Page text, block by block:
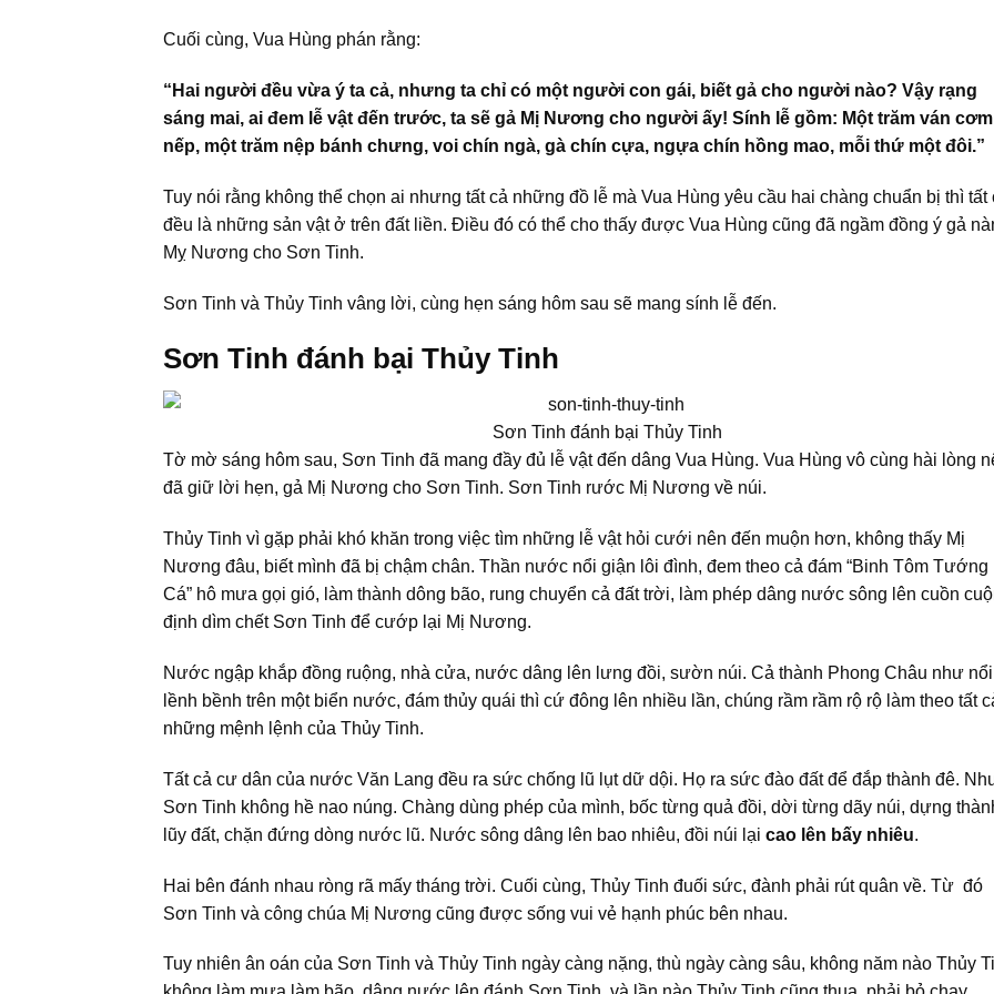
Cuối cùng, Vua Hùng phán rằng:
“Hai người đều vừa ý ta cả, nhưng ta chỉ có một người con gái, biết gả cho người nào? Vậy rạng
sáng mai, ai đem lễ vật đến trước, ta sẽ gả Mị Nương cho người ấy! Sính lễ gồm: Một trăm ván cơm
nếp, một trăm nệp bánh chưng, voi chín ngà, gà chín cựa, ngựa chín hồng mao, mỗi thứ một đôi.”
Tuy nói rằng không thể chọn ai nhưng tất cả những đồ lễ mà Vua Hùng yêu cầu hai chàng chuẩn bị thì tất
đều là những sản vật ở trên đất liền. Điều đó có thể cho thấy được Vua Hùng cũng đã ngầm đồng ý gả
Mỵ Nương cho Sơn Tinh.
Sơn Tinh và Thủy Tinh vâng lời, cùng hẹn sáng hôm sau sẽ mang sính lễ đến.
Sơn Tinh đánh bại Thủy Tinh
Sơn Tinh đánh bại Thủy Tinh
Tờ mờ sáng hôm sau, Sơn Tinh đã mang đầy đủ lễ vật đến dâng Vua Hùng. Vua Hùng vô cùng hài lòng
đã giữ lời hẹn, gả Mị Nương cho Sơn Tinh. Sơn Tinh rước Mị Nương về núi.
Thủy Tinh vì gặp phải khó khăn trong việc tìm những lễ vật hỏi cưới nên đến muộn hơn, không thấy Mị
Nương đâu, biết mình đã bị chậm chân. Thần nước nổi giận lôi đình, đem theo cả đám “Binh Tôm Tướng
Cá” hô mưa gọi gió, làm thành dông bão, rung chuyển cả đất trời, làm phép dâng nước sông lên cuồn
định dìm chết Sơn Tinh để cướp lại Mị Nương.
Nước ngập khắp đồng ruộng, nhà cửa, nước dâng lên lưng đồi, sườn núi. Cả thành Phong Châu như nổi
lềnh bềnh trên một biển nước, đám thủy quái thì cứ đông lên nhiều lần, chúng rầm rầm rộ rộ làm theo tất
những mệnh lệnh của Thủy Tinh.
Tất cả cư dân của nước Văn Lang đều ra sức chống lũ lụt dữ dội. Họ ra sức đào đất để đắp thành đê.
Sơn Tinh không hề nao núng. Chàng dùng phép của mình, bốc từng quả đồi, dời từng dãy núi, dựng
lũy đất, chặn đứng dòng nước lũ. Nước sông dâng lên bao nhiêu, đồi núi lại cao lên bấy nhiêu.
Hai bên đánh nhau ròng rã mấy tháng trời. Cuối cùng, Thủy Tinh đuối sức, đành phải rút quân về. Từ đó
Sơn Tinh và công chúa Mị Nương cũng được sống vui vẻ hạnh phúc bên nhau.
Tuy nhiên ân oán của Sơn Tinh và Thủy Tinh ngày càng nặng, thù ngày càng sâu, không năm nào Thủy